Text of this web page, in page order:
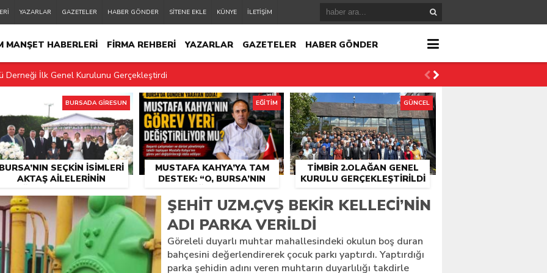
YAZARLAR GAZETELER HABER GÖNDER SİTENE EKLE KÜNYE İLETİŞİM
MANŞET HABERLERİ FİRMA REHBERİ YAZARLAR GAZETELER HABER GÖNDER
KÜNYE İLETİŞİM
Derneği İlk Genel Kurulunu Gerçekleştirdi
Aktaş Ailelerinin Düğününde Buluştu
“O, Bursa’nın Değeridir”
Gerçekleştirildi
Piknik Şöleni Yoğun Katılımla Gerçekleşti
Festivali 29.Otçu Göçü Yayla Festivali Görecik Yaylası’nda Başlıyor
Horonla Başlayan Piknik Şöleni, Geleceğe Atılan Temellerle Taçlandı
Yaylada Değil, Bursa’da da Gösterilmeli
Başladı: Görecik Yaylasında Büyük Buluşma”
BURSA’NIN SEÇKIN İSIMLERI
AKTAŞ AILELERININ
BURSADA GİRESUN
MUSTAFA KAHYA’YA TAM
DESTEK: “O, BURSA’NIN
EĞİTİM
TİMBİR 2.OLAĞAN GENEL
KURULU GERÇEKLEŞTIRILDI
GÜNCEL
ŞEHIT UZM.ÇVŞ BEKIR KELLECI’NIN
ADI PARKA VERILDI
Göreleli duyarlı muhtar mahallesindeki okulun boş duran
bahçesini değerlendirerek çocuk parkı yaptırdı. Yaptırdığı
parka şehidin adını veren muhtarın duyarlılığı takdirle